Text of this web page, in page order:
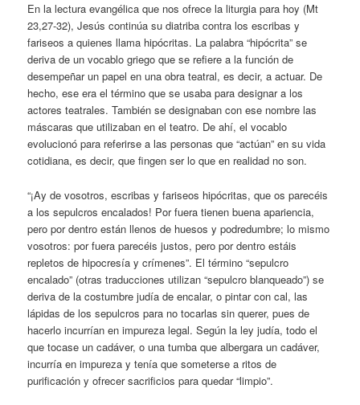
En la lectura evangélica que nos ofrece la liturgia para hoy (Mt
23,27-32), Jesús continúa su diatriba contra los escribas y
fariseos a quienes llama hipócritas. La palabra “hipócrita” se
deriva de un vocablo griego que se refiere a la función de
desempeñar un papel en una obra teatral, es decir, a actuar. De
hecho, ese era el término que se usaba para designar a los
actores teatrales. También se designaban con ese nombre las
máscaras que utilizaban en el teatro. De ahí, el vocablo
evolucionó para referirse a las personas que “actúan” en su vida
cotidiana, es decir, que fingen ser lo que en realidad no son.
“¡Ay de vosotros, escribas y fariseos hipócritas, que os parecéis
a los sepulcros encalados! Por fuera tienen buena apariencia,
pero por dentro están llenos de huesos y podredumbre; lo mismo
vosotros: por fuera parecéis justos, pero por dentro estáis
repletos de hipocresía y crímenes”. El término “sepulcro
encalado” (otras traducciones utilizan “sepulcro blanqueado”) se
deriva de la costumbre judía de encalar, o pintar con cal, las
lápidas de los sepulcros para no tocarlas sin querer, pues de
hacerlo incurrían en impureza legal. Según la ley judía, todo el
que tocase un cadáver, o una tumba que albergara un cadáver,
incurría en impureza y tenía que someterse a ritos de
purificación y ofrecer sacrificios para quedar “limpio”.